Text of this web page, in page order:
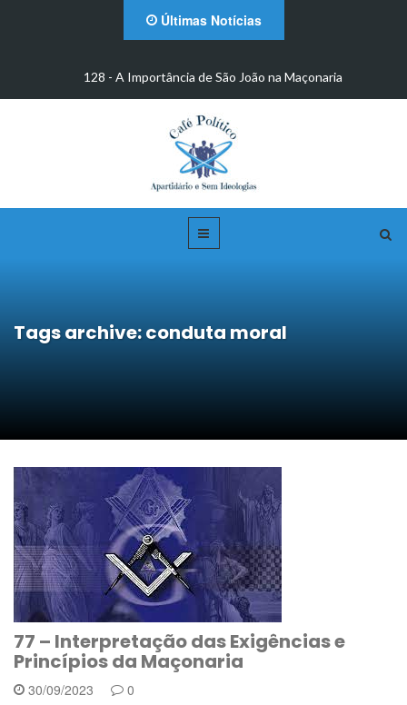
Últimas Notícias
128 - A Importância de São João na Maçonaria
Tags archive: conduta moral
77 – Interpretação das Exigências e
Princípios da Maçonaria
30/09/2023 0